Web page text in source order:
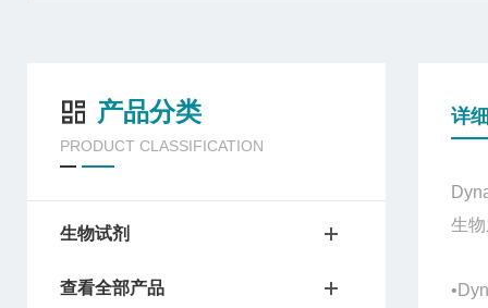
产品分类
PRODUCT CLASSIFICATION
生物试剂
查看全部产品
详
生